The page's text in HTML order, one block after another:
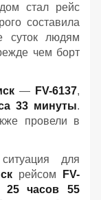
стал рейс
составила
суток людям
чем борт
— FV-6137,
33 минуты.
провели в
для
рейсом
FV-
25 часов 55